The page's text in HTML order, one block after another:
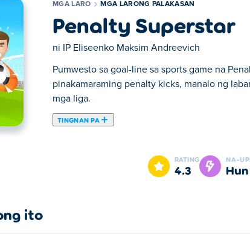
MGA LARO MGA LARONG PALAKASAN
Penalty Superstar
ni IP Eliseenko Maksim Andreevich
Pumwesto sa goal-line sa sports game na
pinakamaraming penalty kicks, manalo ng
mga liga.
TINGNAN PA
ng Penalty Superstar. Penalty Superstar ay isa sa aming
RATING
4.3
NA-
ito